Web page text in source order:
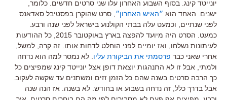
יונייטד קינג. בסוף השבוע האחרון עלו שני סרטים חדשים. כלומר,
ישנים. האחד הוא ״האיש האחרון״ , סרט שהוקרן בפסטיבל סאדאנס
לפני שנתיים, וכמעט עלה בבתי הקולנוע בישראל לפני שנה ורבע.
כמעט. הסרט היה מיועד להפצה בארץ באוקטובר 2015, כל ההודעות
לעיתונות נשלחו, ואז יומיים לפני הוחלט לדחות אותו. זה קרה, למשל,
אחרי שאני כבר פרסמתי את הביקורת עליו . לא נמסר למה הוא נדחה
ולמתי, אבל זו לא התנהגות יוצאת דופן אצל יונייטד קינג שמפיצים כל
כך הרבה סרטים בשנה שהם כל הזמן זזים ומשתנים עד שקשה לעקוב.
אבל בדרך כלל, זה נדחה בשבוע או בחודש. לא בשנה. אז הנה שנה